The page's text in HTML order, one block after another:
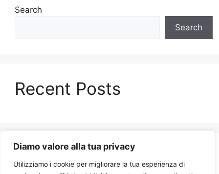
Diamo valore alla tua privacy
Utilizziamo i cookie per migliorare la tua esperienza di
Search
Search
Recent Posts
Recent Comments